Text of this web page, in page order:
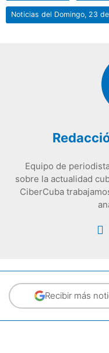
Noticias del Domingo, 23
Equipo de
sobre la actualidad
CiberCuba
Recibir más